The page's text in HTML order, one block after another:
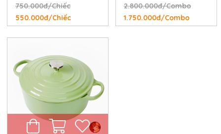
750.000đ/Chiếc
550.000đ/Chiếc
2.800.000đ/Combo
1.750.000đ/Combo